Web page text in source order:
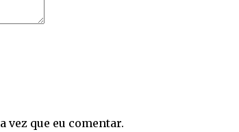
vez que eu comentar.